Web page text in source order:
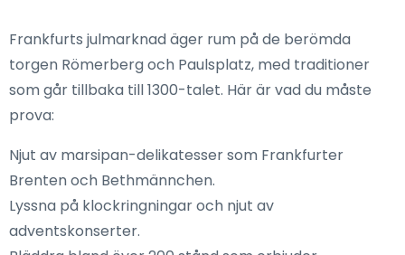
Frankfurts julmarknad äger rum på de berömda
torgen Römerberg och Paulsplatz, med traditioner
som går tillbaka till 1300-talet. Här är vad du måste
prova:
Njut av marsipan-delikatesser som Frankfurter
Brenten och Bethmännchen.
Lyssna på klockringningar och njut av
adventskonserter.